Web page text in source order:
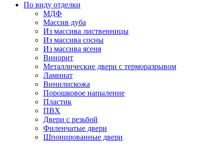
По виду отделки
МДФ
Массив дуба
Из массива лиственницы
Из массива сосны
Из массива ясеня
Винорит
Металлические двери с терморазрывом
Ламинат
Винилискожа
Порошковое напыление
Пластик
ПВХ
Двери с резьбой
Филенчатые двери
Шпонированные двери